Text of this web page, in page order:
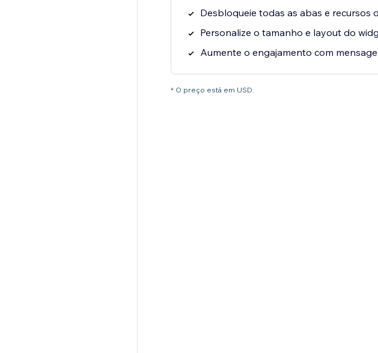
Desbloqueie todas as abas e recursos
Personalize o tamanho e layout do
Aumente o engajamento com
* O preço está em USD.